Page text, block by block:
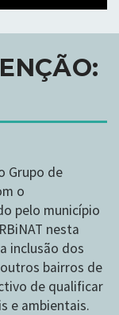
Grupo de
o
pelo município
nesta
inclusão dos
bairros de
de qualificar
e ambientais.